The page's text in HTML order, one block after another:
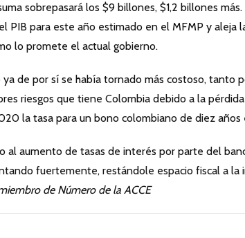
sobrepasará los $9 billones, $1,2 billones
PIB para este año estimado en el MFMP y aleja
lo promete el actual gobierno.
de por sí se había tornado más costoso, tanto
riesgos que tiene Colombia debido a la pérdida
la tasa para un bono colombiano de diez
al aumento de tasas de interés por parte del
fuertemente, restándole espacio fiscal a la
de Número de la ACCE